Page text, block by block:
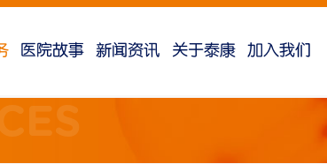
医院故事 新闻资讯 关于泰康 加入我们